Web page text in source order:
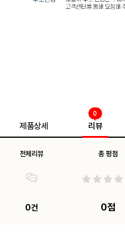
제품상세 리뷰
0
전체리뷰
0건
총 평점
0점